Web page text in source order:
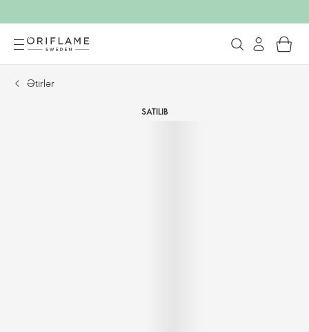
Ətirlər
SATILIB